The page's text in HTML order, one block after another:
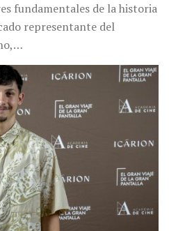
fundamentales de la historia
representante del